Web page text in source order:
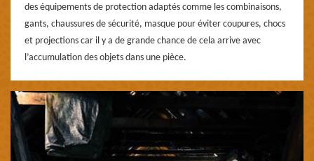
des équipements de protection adaptés comme les combinaisons,
gants, chaussures de sécurité, masque pour éviter coupures, chocs
et projections car il y a de grande chance de cela arrive avec
l’accumulation des objets dans une pièce.